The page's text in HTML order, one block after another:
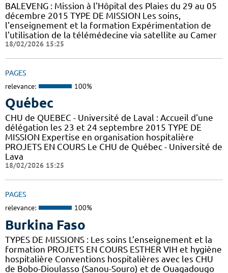
BALEVENG : Mission à l'Hôpital des Plaies du 29 au 05
décembre 2015 TYPE DE MISSION Les soins,
l'enseignement et la formation Expérimentation de
l'utilisation de la télémédecine via satellite au Camer
18/02/2026 15:25
PAGES
relevance: 100%
Québec
CHU de QUEBEC - Université de Laval : Accueil d'une
délégation les 23 et 24 septembre 2015 TYPE DE
MISSION Expertise en organisation hospitalière
PROJETS EN COURS Le CHU de Québec - Université de
Lava
18/02/2026 15:25
PAGES
relevance: 100%
Burkina Faso
TYPES DE MISSIONS : Les soins L’enseignement et la
formation PROJETS EN COURS ESTHER VIH et hygiène
hospitalière Conventions hospitalières avec les CHU
de Bobo-Dioulasso (Sanou-Souro) et de Ouagadougo